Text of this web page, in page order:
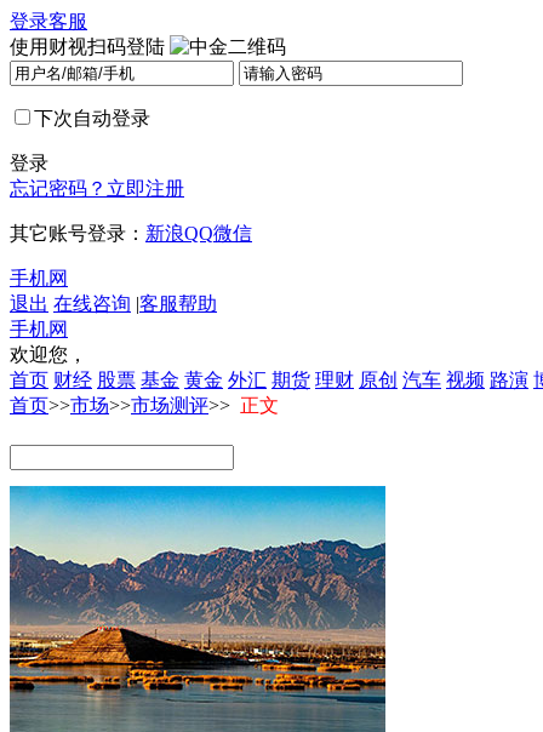
登录客服
使用财视扫码登陆
下次自动登录
登录
忘记密码？ 立即注册
其它账号登录： 新浪QQ微信
手机网
退出 在线咨询 |客服帮助
手机网
欢迎您，
首页 财经 股票 基金 黄金 外汇 期货 理财 原创 汽车 视频 路演
首页>>市场>>市场测评>> 正文